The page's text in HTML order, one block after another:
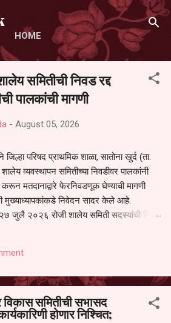
to main content
HOME
समितीची निवड रद्द
पालकांची मागणी
- August 05, 2026
परिषद प्राथमिक शाळा, सातोना खुर्द (ता.
व्यवस्थापन समितीच्या निवडीवर पालकांनी
मतदानाद्वारे फेरनिवडणूक घेण्याची मागणी
मुख्याध्यापकांकडे निवेदन सादर केले आहे.
जुलै २०२६ रोजी शालेय समिती सदस्यांची निवड
मोठ्या संख्येने पालक बैठकीस उपस्थित राहू शकले
न घेता निवड प्रक्रिया पूर्ण करण्यात
उपस्थितीत मतदान पद्धतीने शालेय समितीची
पालकांनी केली आहे. या निवेदनाच्या प्रती
जालना तसेच तालुका शिक्षण अधिकारी,
समितीची सभासद
होणार निश्‍चित;